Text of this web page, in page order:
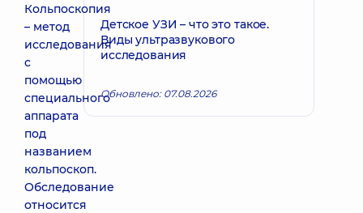
диагностики
Кольпоскопия
– метод
исследования
с
помощью
специального
аппарата
под
названием
кольпоскоп.
Обследование
относится
Детское УЗИ – что это такое.
Виды ультразвукового
исследования
Обновлено: 07.08.2026